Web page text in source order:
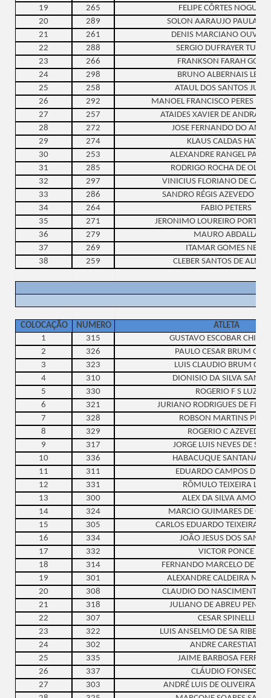
19
265
FELIPE CÔRTES
20
289
SOLON AARAUJO PAULA
21
261
DENIS MARCIANO
22
288
SERGIO DUFRAYER
23
266
FRANKSON FARAH
24
298
BRUNO ALBERNAIS
25
258
ATAUL DOS SANTOS
26
292
MANOEL FRANCISCO PERES DE
27
257
ATAIDES XAVIER DE ANDRADE
28
272
JOSE FERNANDO DO
29
274
KLAUS CALDAS HATJE
30
253
ALEXANDRE RANGEL
31
285
RODRIGO ROCHA DE
32
297
VINICIUS FLORIANO DE
33
286
SANDRO RÉGIS AZEVEDO
34
264
FABIO PETERS
35
271
JERONIMO LOUREIRO PORTAL
36
279
MAURO ABDALLA
37
269
ITAMAR GOMES NETO
38
259 CLEBER SANTOS DE
COLOCAÇÃO NUMERO
ATLETA
1
315
GUSTAVO ESCOBAR
2
326
PAULO CESAR BRUM
3
323
LUIS CLAUDIO BRUM
4
310
DIONISIO DA SILVA
5
330
ROGERIO F S LUZ
6
321
JURIANO RODRIGUES DE
7
328
ROBSON MARTINS
8
329
ROGERIO C AZEVEDO
9
317
JORGE LUIS NEVES DE
10
336
HABACUQUE SANTANA
11
311
EDUARDO CAMPOS
12
331
RÔMULO TEIXEIRA LEAL
13
300
ALEX DA SILVA AMORIM
14
324
MARCIO GUIMARES DE
15
305
CARLOS EDUARDO TEIXEIRA
16
334
JOÃO JESUS DOS
17
332
VICTOR PONCE
18
314
FERNANDO MARCELO DE
19
301
ALEXANDRE CALDEIRA
20
308
CLAUDIO DO NASCIMENTO E
21
318
JULIANO DE ABREU
22
307
CESAR SPINELLI
23
322
LUIS ANSELMO DE SA
24
302
ANDRE CARESTIATO
25
335
JAIME BARBOSA
26
337
CLÁUDIO FONSECA
27
303
ANDRÉ LUIS DE OLIVEIRA